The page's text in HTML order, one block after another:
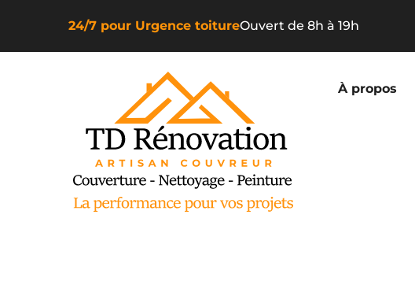
24/7 pour Urgence toitureOuvert de 8h à 19h
À propos